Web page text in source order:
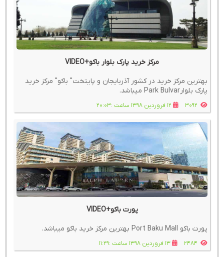
مرکز خرید پارک بلوار باکو+VIDEO
بهترین مرکز خرید در کشور آذربایجان و پایتخت" باکو" مرکز خرید
پارک بلوارPark Bulvar میباشد.
3092 12 فروردین 1398 ساعت :20:03
پورت باکو+VIDEO
پورت باکو Port Baku Mall بهترین مرکز خرید باکو میباشد.
2484 13 فروردین 1398 ساعت :11:29